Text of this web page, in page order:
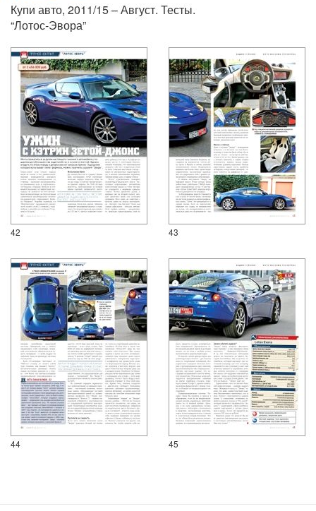
Купи авто, 2011/15 – Август. Тесты.
“Лотос-Эвора”
42 43
44 45